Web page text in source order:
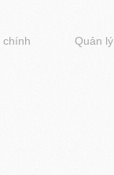
chính Quản lý